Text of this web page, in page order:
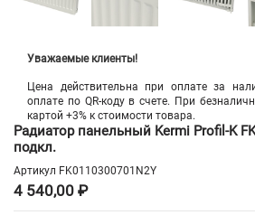
Уважаемые клиенты!
Цена действительна при оплате за
оплате по QR-коду в счете. При
картой +3% к стоимости товара.
Радиатор панельный Kermi Profil-K
подкл.
Артикул FK0110300701N2Y
4 540,00 ₽